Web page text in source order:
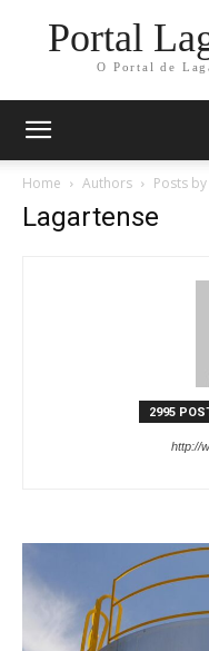
Portal
O Portal de
Home Authors Posts
Lagartense
2995
http://